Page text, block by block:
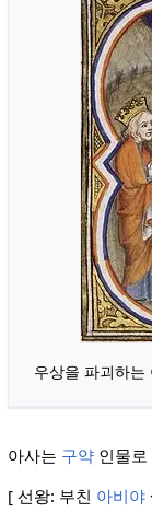
우상을 파괴하는
아사는 구약인물로
[ 선왕: 부친 아비야